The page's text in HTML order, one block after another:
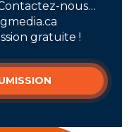
nous…
gratuite !